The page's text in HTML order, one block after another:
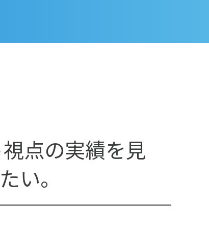
点の実績を見
い。